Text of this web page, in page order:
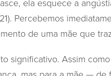
ela esquece a
Percebemos
de uma mãe que
significativo. Assim